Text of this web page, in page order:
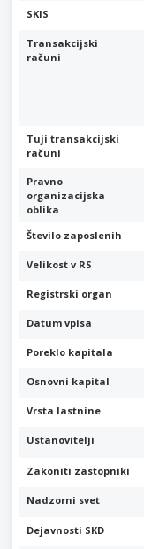
SKIS
Transakcijski
računi
Tuji transakcijski
računi
Pravno
organizacijska
oblika
Število zaposlenih
Velikost v RS
Registrski organ
Datum vpisa
Poreklo kapitala
Osnovni kapital
Vrsta lastnine
Ustanovitelji
Zakoniti zastopniki
Nadzorni svet
Dejavnosti SKD